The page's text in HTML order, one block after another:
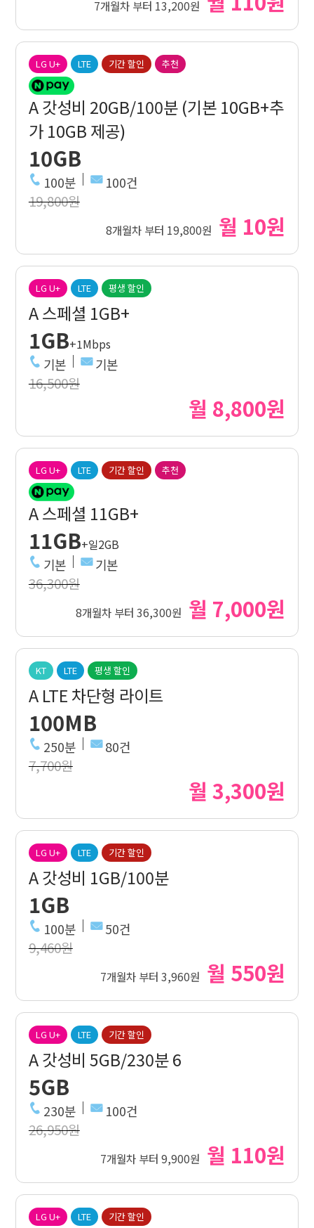
7개월차 부터 13,200원
LG U+ LTE 기간 할인 추천
A 갓성비 20GB/100분 (기본 10GB+추
가 10GB 제공)
10GB
100분 100건
19,800원
8개월차 부터 19,800원 월 10원
LG U+ LTE 평생 할인
A 스페셜 1GB+
1GB+1Mbps
기본 기본
16,500원
월 8,800원
LG U+ LTE 기간 할인 추천
A 스페셜 11GB+
11GB+일2GB
기본 기본
36,300원
8개월차 부터 36,300원 월 7,000원
KT LTE 평생 할인
A LTE 차단형 라이트
100MB
250분 80건
7,700원
월 3,300원
LG U+ LTE 기간 할인
A 갓성비 1GB/100분
1GB
100분 50건
9,460원
7개월차 부터 3,960원 월 550원
LG U+ LTE 기간 할인
A 갓성비 5GB/230분 6
5GB
230분 100건
26,950원
7개월차 부터 9,900원 월 110원
LG U+ LTE 기간 할인